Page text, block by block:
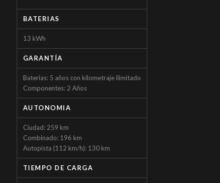
BATERIAS
13 kWh
GARANTÍA
Baterias: 5 años con kilometraje ilimitado
Componentes: 2 Años
AUTONOMIA
Ciudad: 259 km
Combinado: 196 km
Autopista (112 km/h): 130 km
TIEMPO DE CARGA